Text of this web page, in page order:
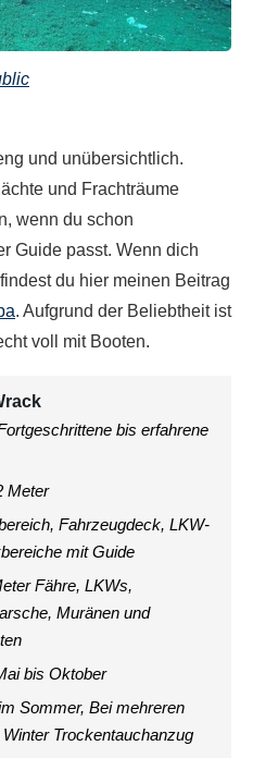
und unübersichtlich.
und Frachträume
wenn du schon
Guide passt. Wenn dich
du hier meinen Beitrag
. Aufgrund der Beliebtheit ist
voll mit Booten.
bis erfahrene
Meter
Fahrzeugdeck, LKW-
mit Guide
Fähre, LKWs,
Muränen und
bis Oktober
Sommer, Bei mehreren
Trockentauchanzug